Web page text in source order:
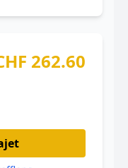
262.60